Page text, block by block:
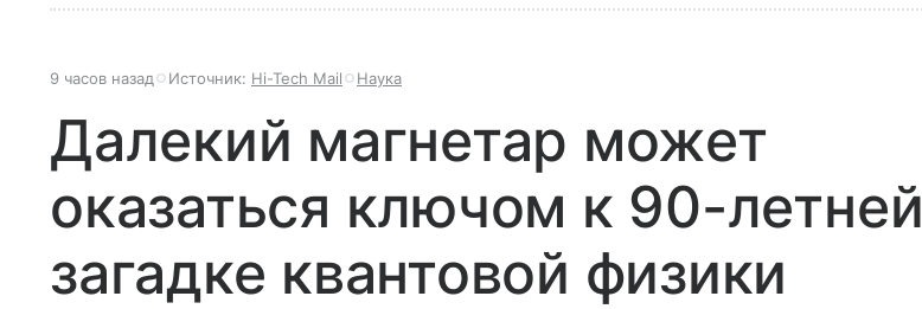
9 часов назад Источник: Hi-Tech Mail Наука
Далекий магнетар может
оказаться ключом к 90-летней
загадке квантовой физики